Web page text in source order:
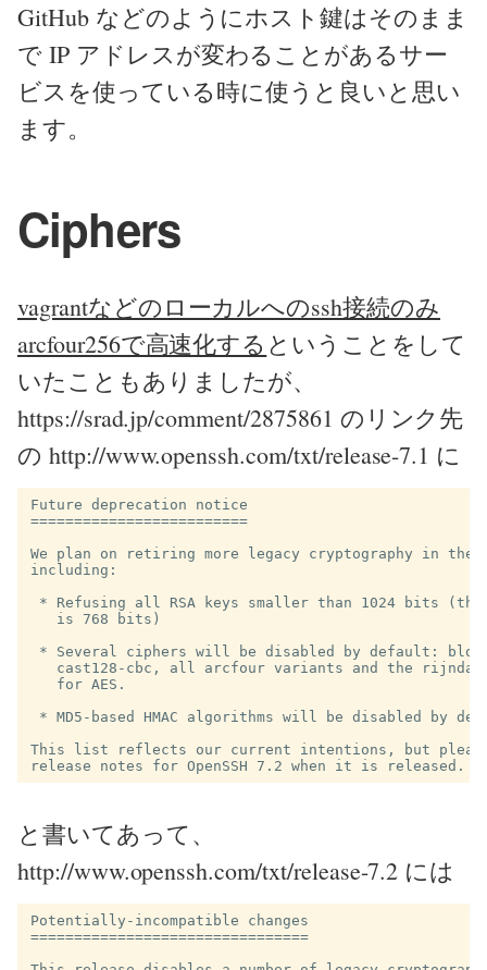
GitHub などのようにホスト鍵はそのまま
で IP アドレスが変わることがあるサー
ビスを使っている時に使うと良いと思い
ます。
Ciphers
vagrantなどのローカルへのssh接続のみ
arcfour256で高速化する ということをして
いたこともありましたが、
https://srad.jp/comment/2875861 のリンク先
の http://www.openssh.com/txt/release-7.1 に
Future deprecation notice
=========================
We plan on retiring more legacy cryptography in the
including:
* Refusing all RSA keys smaller than 1024 bits (the
   is 768 bits)
* Several ciphers will be disabled by default:
cast128-cbc, all arcfour variants and the
   for AES.
* MD5-based HMAC algorithms will be disabled by
This list reflects our current intentions, but
と書いてあって、
http://www.openssh.com/txt/release-7.2 には
Potentially-incompatible changes
================================